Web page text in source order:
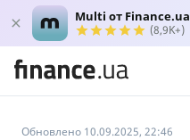
Multi от Finance.ua
(8,9K+)
Обновлено 10.09.2025, 22:46